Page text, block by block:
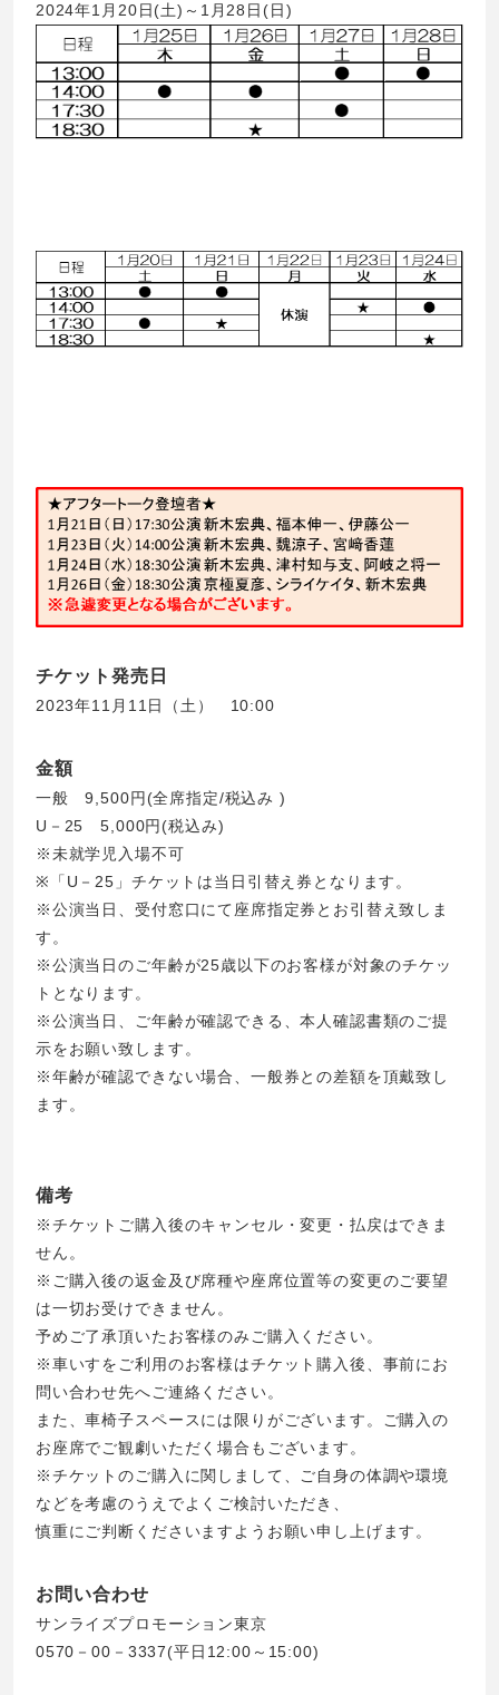
2024年1月20日(土)～1月28日(日)
チケット発売日
2023年11月11日（土） 10:00
金額
一般 9,500円(全席指定/税込み )
U－25 5,000円(税込み)
※未就学児入場不可
※「U－25」チケットは当日引替え券となります。
※公演当日、受付窓口にて座席指定券とお引替え致しま
す。
※公演当日のご年齢が25歳以下のお客様が対象のチケッ
トとなります。
※公演当日、ご年齢が確認できる、本人確認書類のご提
示をお願い致します。
※年齢が確認できない場合、一般券との差額を頂戴致し
ます。
備考
※チケットご購入後のキャンセル・変更・払戻はできま
せん。
※ご購入後の返金及び席種や座席位置等の変更のご要望
は一切お受けできません。
予めご了承頂いたお客様のみご購入ください。
※車いすをご利用のお客様はチケット購入後、事前にお
問い合わせ先へご連絡ください。
また、車椅子スペースには限りがございます。ご購入の
お座席でご観劇いただく場合もございます。
※チケットのご購入に関しまして、ご自身の体調や環境
などを考慮のうえでよくご検討いただき、
慎重にご判断くださいますようお願い申し上げます。
お問い合わせ
サンライズプロモーション東京
0570－00－3337(平日12:00～15:00)